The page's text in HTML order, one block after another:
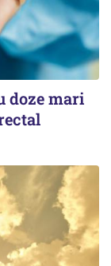
doze mari